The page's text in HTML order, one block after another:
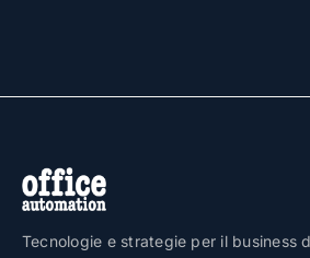
Tecnologie e strategie per il business